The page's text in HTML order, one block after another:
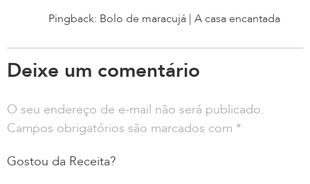
Pingback: Bolo de maracujá | A casa encantada
Deixe um comentário
O seu endereço de e-mail não será publicado.
Campos obrigatórios são marcados com *
Gostou da Receita?